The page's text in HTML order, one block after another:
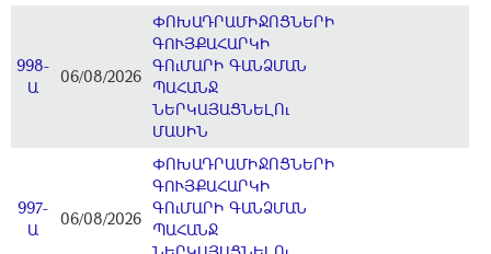
998-
Ա
06/08/2026
ՓՈԽԱԴՐԱՄԻՋՈՑՆԵՐԻ
ԳՈՒՅՔԱՀԱՐԿԻ
ԳՈւՄԱՐԻ ԳԱՆՁՄԱՆ
ՊԱՀԱՆՋ
ՆԵՐԿԱՅԱՑՆԵԼՈւ
ՄԱՍԻՆ
997-
Ա
06/08/2026
ՓՈԽԱԴՐԱՄԻՋՈՑՆԵՐԻ
ԳՈՒՅՔԱՀԱՐԿԻ
ԳՈւՄԱՐԻ ԳԱՆՁՄԱՆ
ՊԱՀԱՆՋ